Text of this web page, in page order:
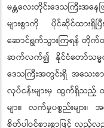
မန္တလေးတိုင်းဒေသကြီးအ
များစွာကို ပိုင်ဆိုင်ထားရှိ
ဆောင်ရွက်သွားကြရန် တိုက်တွန်
ဆက်လက်၍ နိုင်ငံတော်သမ္မတ
ဒေသကြီးအတွင်းရှိ အသေးစာ
လုပ်ငန်းများမှ ထွက်ရှိသည့်
များ၊ လက်မှုပစ္စည်းများ
စိတ်ပါဝင်စားစွာဖြင့် လှည့်လ